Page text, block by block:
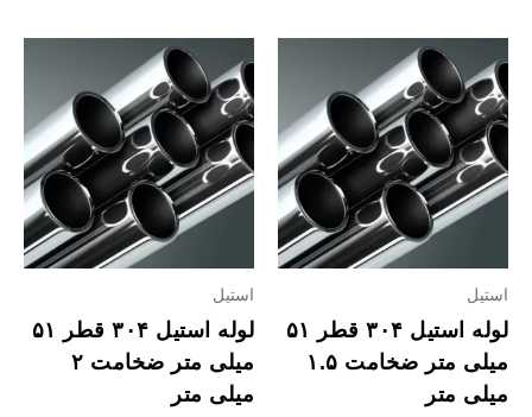
استیل
لوله استیل ۳۰۴ قطر ۵۱
میلی متر ضخامت ۱.۵
میلی متر
استیل
لوله استیل ۳۰۴ قطر ۵۱
میلی متر ضخامت ۲
میلی متر